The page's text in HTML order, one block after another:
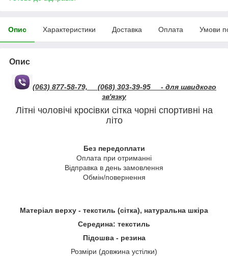
Опис Характеристики Доставка Оплата Умови
Опис
(063) 877-58-79, (068) 303-39-95
- для швидкого
зв'язку
Літні чоловічі кросівки сітка чорні спортивні на
літо
Без передоплати
Оплата при отриманні
Відправка в день замовлення
Обмін/повернення
Матеріал верху - текстиль (сітка), натуральна шкіра
Середина: текстиль
Підошва - резина
Розміри (довжина устілки)